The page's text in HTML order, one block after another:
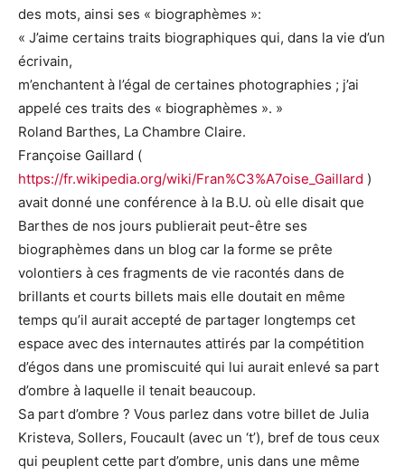
des mots, ainsi ses « biographèmes »:
« J’aime certains traits biographiques qui, dans la vie d’un
écrivain,
m’enchantent à l’égal de certaines photographies ; j’ai
appelé ces traits des « biographèmes ». »
Roland Barthes, La Chambre Claire.
Françoise Gaillard (
https://fr.wikipedia.org/wiki/Fran%C3%A7oise_Gaillard )
avait donné une conférence à la B.U. où elle disait que
Barthes de nos jours publierait peut-être ses
biographèmes dans un blog car la forme se prête
volontiers à ces fragments de vie racontés dans de
brillants et courts billets mais elle doutait en même
temps qu’il aurait accepté de partager longtemps cet
espace avec des internautes attirés par la compétition
d’égos dans une promiscuité qui lui aurait enlevé sa part
d’ombre à laquelle il tenait beaucoup.
Sa part d’ombre ? Vous parlez dans votre billet de Julia
Kristeva, Sollers, Foucault (avec un ‘t’), bref de tous ceux
qui peuplent cette part d’ombre, unis dans une même